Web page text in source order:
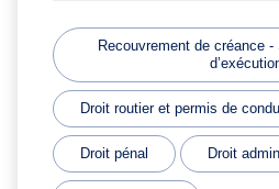
Recouvrement de créance
Droit routier et permis de
Droit pénal Droit